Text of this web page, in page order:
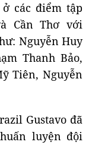
các điểm tập
Cần Thơ với
Nguyễn Huy
Thanh Bảo,
Tiên, Nguyễn
Gustavo đã
luyện đội